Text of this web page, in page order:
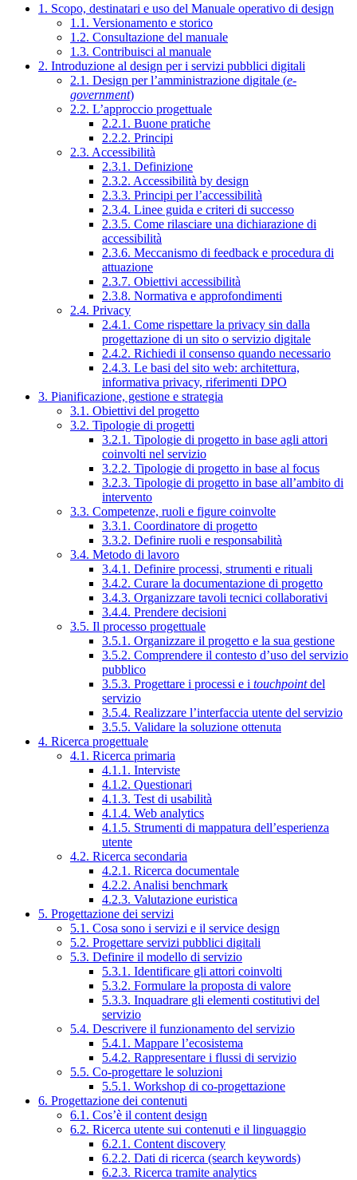
1. Scopo, destinatari e uso del Manuale operativo di design
1.1. Versionamento e storico
1.2. Consultazione del manuale
1.3. Contribuisci al manuale
2. Introduzione al design per i servizi pubblici digitali
2.1. Design per l’amministrazione digitale (e-
government)
2.2. L’approccio progettuale
2.2.1. Buone pratiche
2.2.2. Principi
2.3. Accessibilità
2.3.1. Definizione
2.3.2. Accessibilità by design
2.3.3. Principi per l’accessibilità
2.3.4. Linee guida e criteri di successo
2.3.5. Come rilasciare una dichiarazione di
accessibilità
2.3.6. Meccanismo di feedback e procedura di
attuazione
2.3.7. Obiettivi accessibilità
2.3.8. Normativa e approfondimenti
2.4. Privacy
2.4.1. Come rispettare la privacy sin dalla
progettazione di un sito o servizio digitale
2.4.2. Richiedi il consenso quando necessario
2.4.3. Le basi del sito web: architettura,
informativa privacy, riferimenti DPO
3. Pianificazione, gestione e strategia
3.1. Obiettivi del progetto
3.2. Tipologie di progetti
3.2.1. Tipologie di progetto in base agli attori
coinvolti nel servizio
3.2.2. Tipologie di progetto in base al focus
3.2.3. Tipologie di progetto in base all’ambito di
intervento
3.3. Competenze, ruoli e figure coinvolte
3.3.1. Coordinatore di progetto
3.3.2. Definire ruoli e responsabilità
3.4. Metodo di lavoro
3.4.1. Definire processi, strumenti e rituali
3.4.2. Curare la documentazione di progetto
3.4.3. Organizzare tavoli tecnici collaborativi
3.4.4. Prendere decisioni
3.5. Il processo progettuale
3.5.1. Organizzare il progetto e la sua gestione
3.5.2. Comprendere il contesto d’uso del servizio
pubblico
3.5.3. Progettare i processi e i touchpointdel
servizio
3.5.4. Realizzare l’interfaccia utente del servizio
3.5.5. Validare la soluzione ottenuta
4. Ricerca progettuale
4.1. Ricerca primaria
4.1.1. Interviste
4.1.2. Questionari
4.1.3. Test di usabilità
4.1.4. Web analytics
4.1.5. Strumenti di mappatura dell’esperienza
utente
4.2. Ricerca secondaria
4.2.1. Ricerca documentale
4.2.2. Analisi benchmark
4.2.3. Valutazione euristica
5. Progettazione dei servizi
5.1. Cosa sono i servizi e il service design
5.2. Progettare servizi pubblici digitali
5.3. Definire il modello di servizio
5.3.1. Identificare gli attori coinvolti
5.3.2. Formulare la proposta di valore
5.3.3. Inquadrare gli elementi costitutivi del
servizio
5.4. Descrivere il funzionamento del servizio
5.4.1. Mappare l’ecosistema
5.4.2. Rappresentare i flussi di servizio
5.5. Co-progettare le soluzioni
5.5.1. Workshop di co-progettazione
6. Progettazione dei contenuti
6.1. Cos’è il content design
6.2. Ricerca utente sui contenuti e il linguaggio
6.2.1. Content discovery
6.2.2. Dati di ricerca (search keywords)
6.2.3. Ricerca tramite analytics